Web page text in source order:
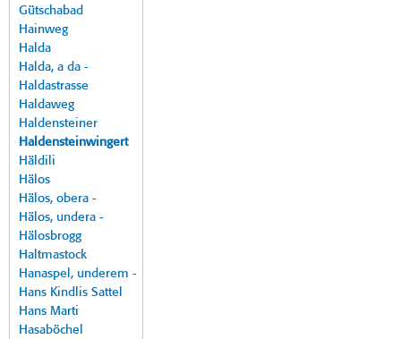
Gütschabad
Hainweg
Halda
Halda, a da -
Haldastrasse
Haldaweg
Haldensteiner
Haldensteinwingert
Häldili
Hälos
Hälos, obera -
Hälos, undera -
Hälosbrogg
Haltmastock
Hanaspel, underem -
Hans Kindlis Sattel
Hans Marti
Hasaböchel